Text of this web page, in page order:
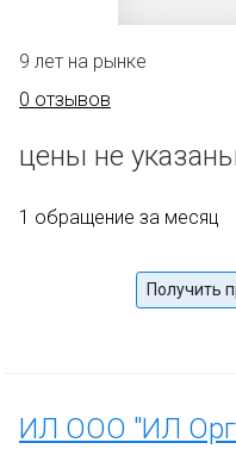
9 лет на рынке
0 отзывов
цены не указаны
1 обращение за месяц
Получить
ИЛ ООО "ИЛ